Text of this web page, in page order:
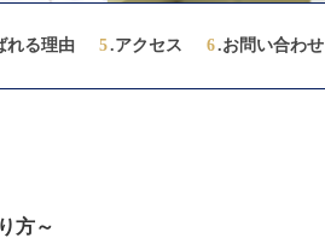
れる理由 5.アクセス 6.お問い合わせ
方～